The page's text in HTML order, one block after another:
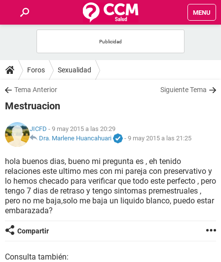
MENU
FOROS
SALUD
NUTRICIÓN
BIENESTAR
SEXUALIDAD
GLOSARIO
Foros Sexualidad
Tema Anterior Siguiente Tema
Mestruacion
JICFD - 9 may 2015 a las 20:29
Dra. Marlene Huancahuari
- 9 may 2015 a las 21:25
hola buenos dias, bueno mi pregunta es , eh tenido
relaciones este ultimo mes con mi pareja con preservativo y
lo hemos checado para verificar que todo este perfecto , pero
tengo 7 dias de retraso y tengo sintomas premestruales ,
pero no me baja,solo me baja un liquido blanco, puedo estar
embarazada?
Compartir
Consulta también: